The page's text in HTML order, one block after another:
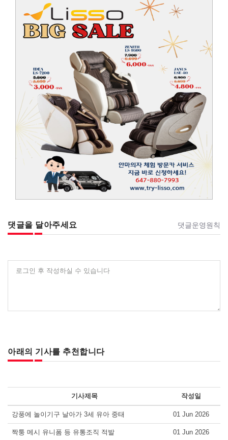
댓글을 달아주세요 댓글운영원칙
로그인 후 작성하실 수 있습니다
아래의 기사를 추천합니다
기사제목 작성일
강풍에 놀이기구 날아가 3세 유아 중태 01 Jun 2026
짝퉁 메시 유니폼 등 유통조직 적발 01 Jun 2026